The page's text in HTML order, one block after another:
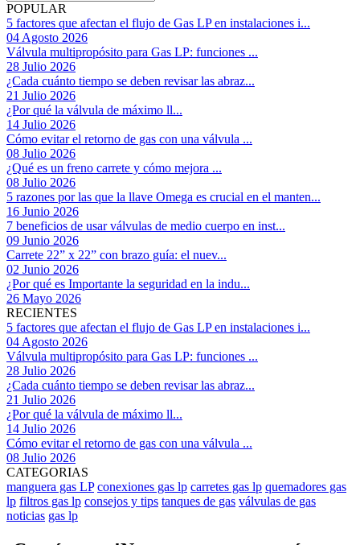
POPULAR
5 factores que afectan el flujo de Gas LP en instalaciones i...
04 Agosto 2026
Válvula multipropósito para Gas LP: funciones ...
28 Julio 2026
¿Cada cuánto tiempo se deben revisar las abraz...
21 Julio 2026
¿Por qué la válvula de máximo ll...
14 Julio 2026
Cómo evitar el retorno de gas con una válvula ...
08 Julio 2026
¿Qué es un freno carrete y cómo mejora ...
08 Julio 2026
5 razones por las que la llave Omega es crucial en el manten...
16 Junio 2026
7 beneficios de usar válvulas de medio cuerpo en inst...
09 Junio 2026
Carrete 22” x 22” con brazo guía: el nuev...
02 Junio 2026
¿Por qué es Importante la seguridad en la indu...
26 Mayo 2026
RECIENTES
5 factores que afectan el flujo de Gas LP en instalaciones i...
04 Agosto 2026
Válvula multipropósito para Gas LP: funciones ...
28 Julio 2026
¿Cada cuánto tiempo se deben revisar las abraz...
21 Julio 2026
¿Por qué la válvula de máximo ll...
14 Julio 2026
Cómo evitar el retorno de gas con una válvula ...
08 Julio 2026
CATEGORIAS
manguera gas LP conexiones gas lp carretes gas lp quemadores gas
lp filtros gas lp consejos y tips tanques de gas válvulas de gas
noticias gas lp